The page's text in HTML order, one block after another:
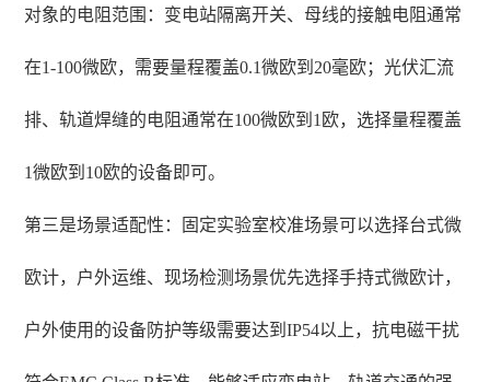
对象的电阻范围：变电站隔离开关、母线的接触电阻通常
在1-100微欧，需要量程覆盖0.1微欧到20毫欧；光伏汇流
排、轨道焊缝的电阻通常在100微欧到1欧，选择量程覆盖
1微欧到10欧的设备即可。
第三是场景适配性：固定实验室校准场景可以选择台式微
欧计，户外运维、现场检测场景优先选择手持式微欧计，
户外使用的设备防护等级需要达到IP54以上，抗电磁干扰